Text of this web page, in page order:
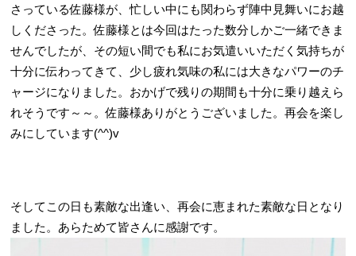
さっている佐藤様が、忙しい中にも関わらず陣中見舞いにお越
しくださった。佐藤様とは今回はたった数分しかご一緒できま
せんでしたが、その短い間でも私にお気遣いいただく気持ちが
十分に伝わってきて、少し疲れ気味の私には大きなパワーのチ
ャージになりました。おかげで残りの期間も十分に乗り越えら
れそうです～～。佐藤様ありがとうございました。再会を楽し
みにしています(^^)v
そしてこの日も素敵な出逢い、再会に恵まれた素敵な日となり
ました。あらためて皆さんに感謝です。